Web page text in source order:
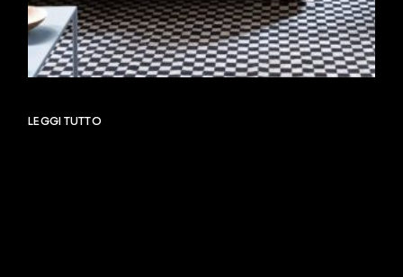
LEGGI TUTTO